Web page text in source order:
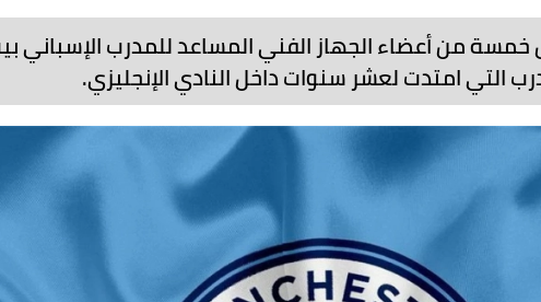
من أعضاء الجهاز الفني المساعد للمدرب الإسباني
التي امتدت لعشر سنوات داخل النادي الإنجليزي.